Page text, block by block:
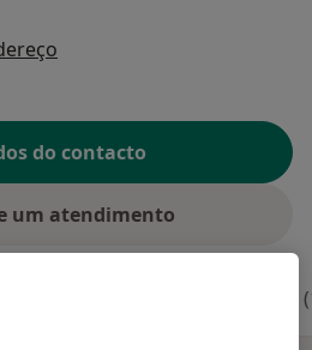
do contacto
um atendimento
Opiniões